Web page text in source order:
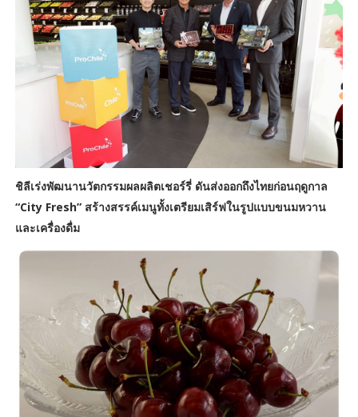
ชิลีเร่งพัฒนานวัตกรรมผลผลิตเชอร์รี่ ดันส่งออกถึงไทยก่อนฤดูกาล​
“City Fresh” สร้างสรรค์เมนูทั้งเตรียมเสิร์ฟในรูปแบบขนมหวาน
และเครื่องดื่ม